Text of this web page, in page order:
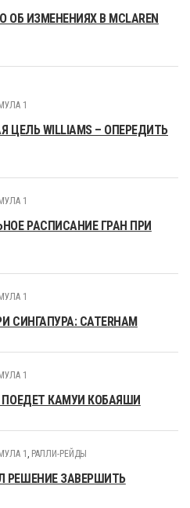
ИЗМЕНЕНИЯХ В MCLAREN
1
ЦЕЛЬ WILLIAMS – ОПЕРЕДИТЬ
1
РАСПИСАНИЕ ГРАН ПРИ
1
CATERHAM
1
ПОЕДЕТ КАМУИ КОБАЯШИ
1 , РАЛЛИ-РЕЙДЫ
РЕШЕНИЕ ЗАВЕРШИТЬ